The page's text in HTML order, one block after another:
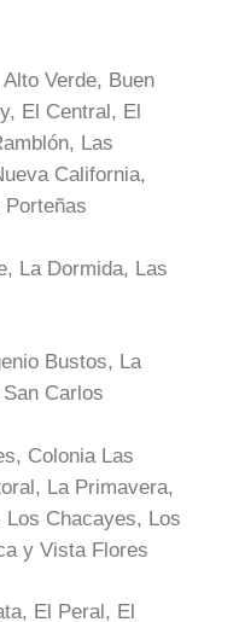
Verde, Buen
El Central, El
Las
California,
La Dormida, Las
Bustos, La
Carlos
Colonia Las
La Primavera,
Chacayes, Los
y Vista Flores
El Peral, El